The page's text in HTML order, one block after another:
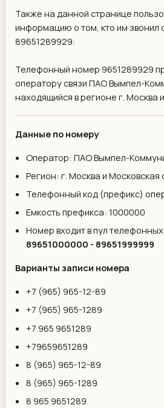
Также на данной странице
информацию о том, кто им звонил
89651289929:
Телефонный номер 9651289929
оператору связи ПАО Вымпел-
находящийся в регионе г. Москва
Данные по номеру
Оператор: ПАО Вымпел-
Регион: г. Москва и Московская
Телефонный код (префикс)
Емкость префикса: 1000000
Номер входит в пул
89651000000 - 89651999999
Варианты записи номера
+7 (965) 965-12-89
+7 (965) 965-1289
+7 965 9651289
+79659651289
8 (965) 965-12-89
8 (965) 965-1289
8 965 9651289